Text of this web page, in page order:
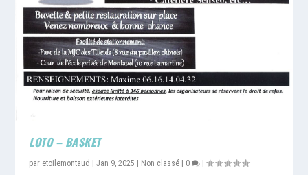
LOTO – BASKET
par etoilemontaud |Jan 9, 2025 Non classé 0 |